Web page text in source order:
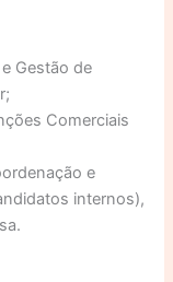
Gestão de
Comerciais
e
internos),